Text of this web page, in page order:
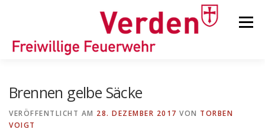
Menü
ORTSFEUERWEHREN
Brennen gelbe Säcke
VERÖFFENTLICHT AM 28. DEZEMBER 2017 VON TORBEN
VOIGT